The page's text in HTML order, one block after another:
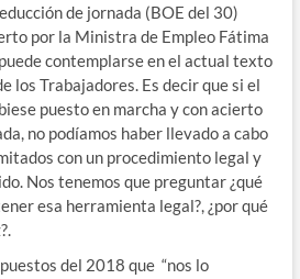
de jornada (BOE del 30)
por la Ministra de Empleo Fátima
contemplarse en el actual texto
los Trabajadores. Es decir que si el
puesto en marcha y con acierto
no podíamos haber llevado a cabo
con un procedimiento legal y
Nos tenemos que preguntar ¿qué
esa herramienta legal?, ¿por qué
del 2018 que “nos lo